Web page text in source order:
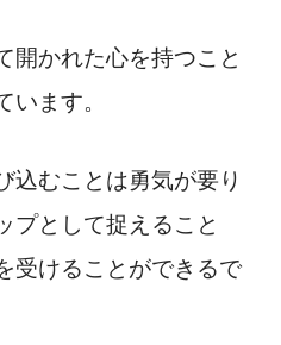
開かれた心を持つこと
います。
込むことは勇気が要り
プとして捉えること
受けることができるで